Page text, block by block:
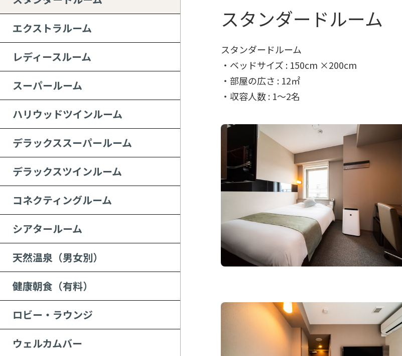
エクストラルーム
レディースルーム
スーパールーム
ハリウッドツインルーム
デラックススーパールーム
デラックスツインルーム
コネクティングルーム
シアタールーム
天然温泉（男女別）
健康朝食（有料）
ロビー・ラウンジ
ウェルカムバー
スタンダードルーム
スタンダードルーム
・ベッドサイズ : 150cm ×200cm
・部屋の広さ : 12㎡
・収容人数 : 1～2名